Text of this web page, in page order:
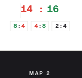
14 16
8 4 4 8 2 4
MAP 2